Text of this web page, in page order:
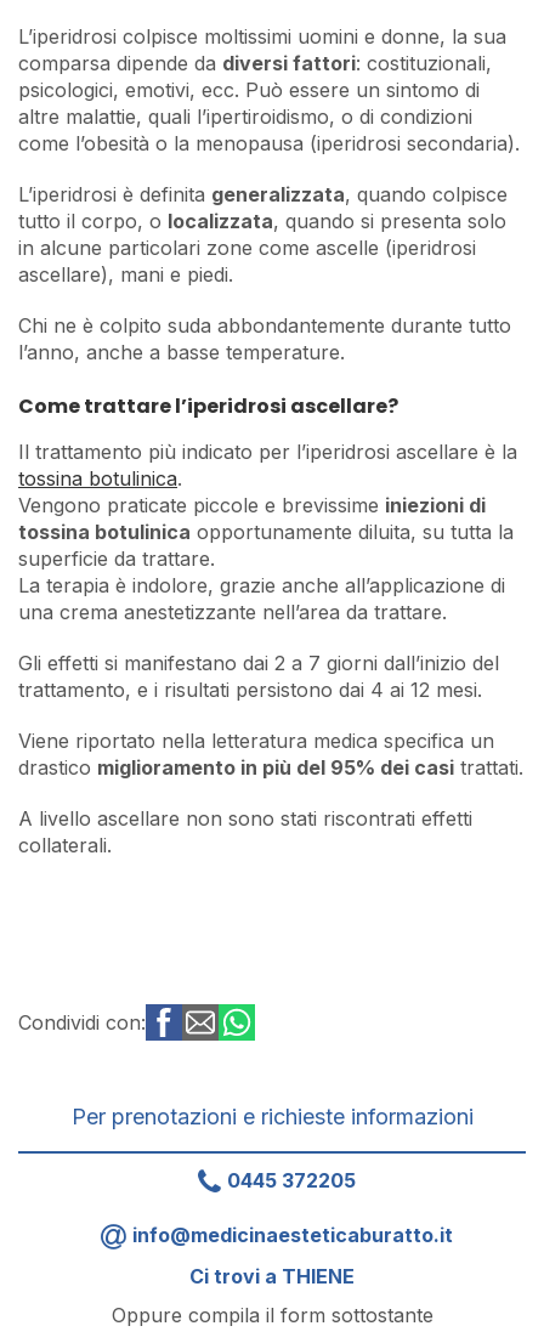
L’iperidrosi colpisce moltissimi uomini e donne, la sua
comparsa dipende da diversi fattori: costituzionali,
psicologici, emotivi, ecc. Può essere un sintomo di
altre malattie, quali l’ipertiroidismo, o di condizioni
come l’obesità o la menopausa (iperidrosi secondaria).
L’iperidrosi è definita generalizzata, quando colpisce
tutto il corpo, o localizzata, quando si presenta solo
in alcune particolari zone come ascelle (iperidrosi
ascellare), mani e piedi.
Chi ne è colpito suda abbondantemente durante tutto
l’anno, anche a basse temperature.
Come trattare l’iperidrosi ascellare?
Il trattamento più indicato per l’iperidrosi ascellare è la
tossina botulinica.
Vengono praticate piccole e brevissime iniezioni di
tossina botulinica opportunamente diluita, su tutta la
superficie da trattare.
La terapia è indolore, grazie anche all’applicazione di
una crema anestetizzante nell’area da trattare.
Gli effetti si manifestano dai 2 a 7 giorni dall’inizio del
trattamento, e i risultati persistono dai 4 ai 12 mesi.
Viene riportato nella letteratura medica specifica un
drastico miglioramento in più del 95% dei casi trattati.
A livello ascellare non sono stati riscontrati effetti
collaterali.
Condividi con:
Per prenotazioni e richieste informazioni
0445 372205
info@medicinaesteticaburatto.it
Ci trovi a THIENE
Oppure compila il form sottostante